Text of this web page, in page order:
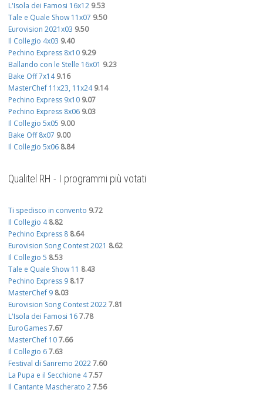
L'Isola dei Famosi 16x12 9.53
Tale e Quale Show 11x07 9.50
Eurovision 2021x03 9.50
Il Collegio 4x03 9.40
Pechino Express 8x10 9.29
Ballando con le Stelle 16x01 9.23
Bake Off 7x14 9.16
MasterChef 11x23, 11x24 9.14
Pechino Express 9x10 9.07
Pechino Express 8x06 9.03
Il Collegio 5x05 9.00
Bake Off 8x07 9.00
Il Collegio 5x06 8.84
Qualitel RH - I programmi più votati
Ti spedisco in convento 9.72
Il Collegio 4 8.82
Pechino Express 8 8.64
Eurovision Song Contest 2021 8.62
Il Collegio 5 8.53
Tale e Quale Show 11 8.43
Pechino Express 9 8.17
MasterChef 9 8.03
Eurovision Song Contest 20227.81
L'Isola dei Famosi 167.78
EuroGames7.67
MasterChef 107.66
Il Collegio 67.63
Festival di Sanremo 20227.60
La Pupa e il Secchione 47.57
Il Cantante Mascherato 27.56